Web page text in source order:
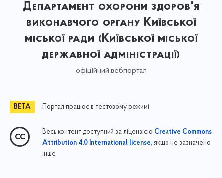
Департамент охорони здоров'я
виконавчого органу Київської
міської ради (Київської міської
державної адміністрації)
офіційний вебпортал
Портал працює в тестовому режимі
Весь контент доступний за ліцензією Creative Commons
Attribution 4.0 International license, якщо не зазначено
інше